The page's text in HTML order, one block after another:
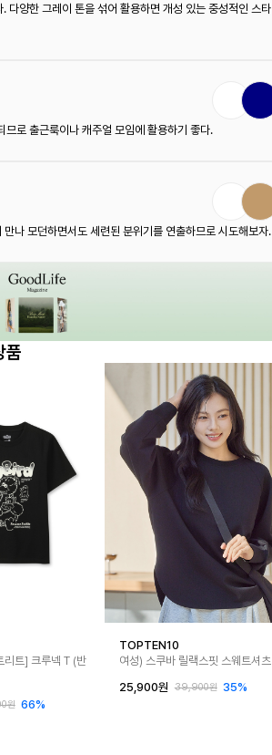
다양한 그레이 톤을 섞어 활용하면 개성 있는 중성적인 스타
로 출근룩이나 캐주얼 모임에 활용하기 좋다.
나 모던하면서도 세련된 분위기를 연출하므로 시도해보자.
품
리트] 크루넥 T (반
원 66%
TOPTEN10
여성) 스쿠바 릴랙스핏 스웨트셔츠
25,900원
39,900원 35%